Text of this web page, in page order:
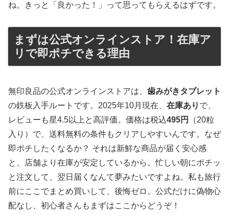
ね。きっと「良かった！」って思ってもらえるはずです。
まずは公式オンラインストア！在庫ア
リで即ポチできる理由
無印良品の公式オンラインストアは、 歯みがきタブレット
の鉄板入手ルートです。2025年10月現在、 在庫あり で、
レビューも星4.5以上と高評価。価格は税込495円
（20粒
入り）で、送料無料の条件もクリアしやすいんです。なぜ
即ポチしたくなるか？ それは新鮮な商品が届く安心感
と、店舗より在庫が安定しているから。忙しい朝にポチッ
と注文して、翌日届くなんて夢みたいですよね。私も旅行
前にここでまとめ買いして、後悔ゼロ。公式だけに偽物心
配なし、初心者さんもまずはここからどうぞ！